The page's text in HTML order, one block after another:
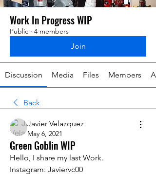
Work In Progress WIP
Public · 4 members
Join
Discussion Media Files Members
Back
Javier Velazquez
May 6, 2021
Green Goblin WIP
Hello, I share my last Work.
Instagram: Javiervc00